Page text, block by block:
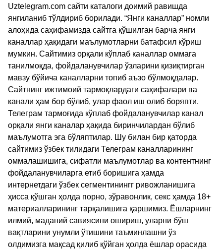
Uztelegram.com сайти каталоги доимий равишда
янгиланиб тўлдириб борилади. “Янги каналлар” номли
алоҳида саҳифамизда сайтга қўшилган барча янги
каналлар ҳақидаги маълумотларни батафсил кўриш
мумкин. Сайтимиз орқали кўплаб каналлар оммага
танилмоқда, фойдаланувчилар ўзларини қизиқтирган
мавзу бўйича каналларни топиб аъзо бўлмоқдалар.
Сайтнинг ижтимоий тармоқлардаги саҳифалари ва
канали ҳам бор бўлиб, улар фаол иш олиб боряпти.
Телеграм тармоғида кўплаб фойдаланувчилар канал
орқали янги каналар ҳақида биринчилардан бўлиб
маълумотга эга бўляптилар. Шу билан бир қаторда
сайтимиз ўзбек тилидаги Телеграм каналларининг
оммалашишига, сифатли маълумотлар ва контентнинг
фойдаланувчиларга етиб боришига ҳамда
интернетдаги ўзбек сегментинингг ривожланишига
ҳисса қўшган ҳолда порно, зўравонлик, секс ҳамда 18+
материалларининг тарқалишига қаршимиз. Ёшларнинг
илмий, маданий савиясини ошириш, уларни бўш
вақтларини унумли ўтишини таъминлашни ўз
олдимизга мақсад қилиб қўйган ҳолда ёшлар орасида